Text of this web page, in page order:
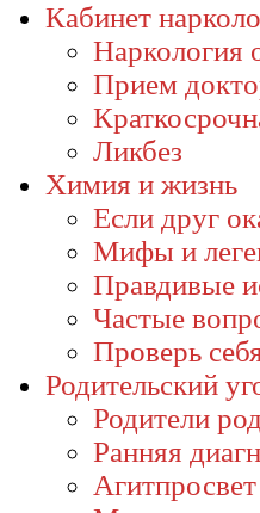
Кабинет
Наркология
Прием
Ликбез
Химия и жизнь
Если друг
Мифы и
Правдивые
Частые
Проверь
Родительский
Родители
Ранняя
Агитпросвет